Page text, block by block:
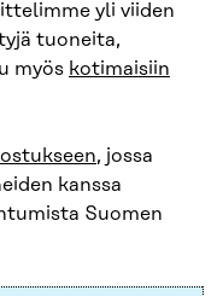
yli viiden
tuoneita,
myös kotimaisiin
, jossa
kanssa
Suomen